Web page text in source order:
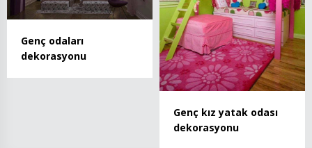
Genç odaları
dekorasyonu
Genç kız yatak odası
dekorasyonu